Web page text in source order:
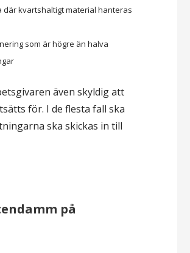
kvartshaltigt material hanteras
som är högre än halva
även skyldig att
för. I de flesta fall ska
ska skickas in till
på